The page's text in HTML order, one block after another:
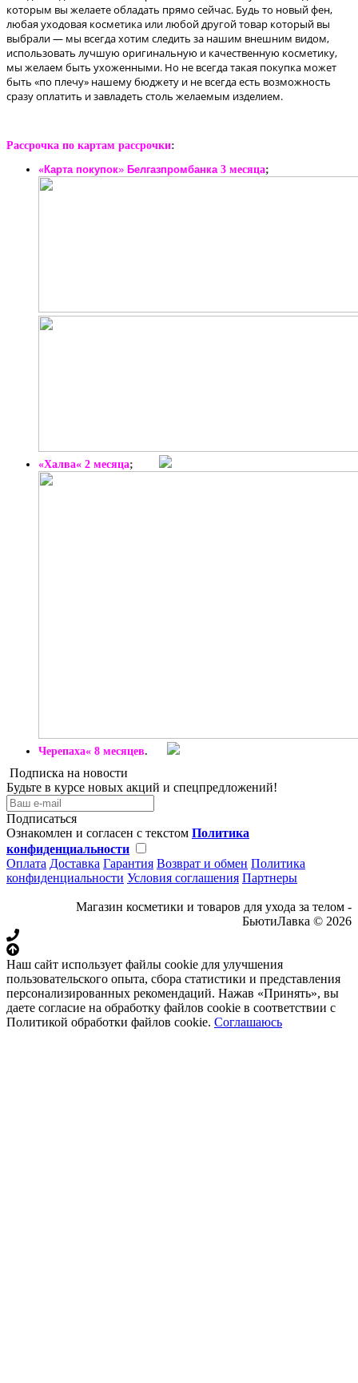
которым вы желаете обладать прямо сейчас. Будь то новый фен,
любая уходовая косметика или любой другой товар который вы
выбрали — мы всегда хотим следить за нашим внешним видом,
использовать лучшую оригинальную и качественную косметику,
мы желаем быть ухоженными. Но не всегда такая покупка может
быть «по плечу» нашему бюджету и не всегда есть возможность
сразу оплатить и завладеть столь желаемым изделием.
Рассрочка по картам рассрочки:
«Карта покупок» Белгазпромбанка 3 месяца;
«Халва« 2 месяца;
Черепаха« 8 месяцев.
Подписка на новости
Будьте в курсе новых акций и спецпредложений!
Подписаться
Ознакомлен и согласен с текстом Политика
конфиденциальности
Оплата Доставка Гарантия Возврат и обмен Политика
конфиденциальности Условия соглашения Партнеры
Магазин косметики и товаров для ухода за телом -
БьютиЛавка © 2026
Наш сайт использует файлы cookie для улучшения
пользовательского опыта, сбора статистики и представления
персонализированных рекомендаций. Нажав «Принять», вы
даете согласие на обработку файлов cookie в соответствии с
Политикой обработки файлов cookie. Соглашаюсь